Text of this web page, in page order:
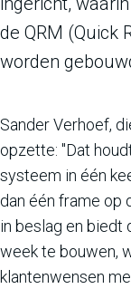
de QRM (Quick
worden
Sander Verhoef,
opzette: "Dat
systeem in één
dan één frame op
in beslag en biedt
week te bouwen,
klantenwensen